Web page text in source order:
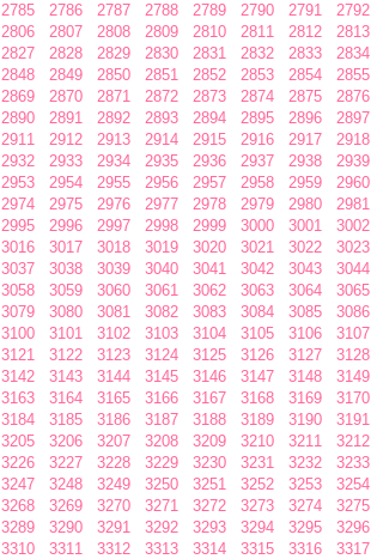
2785 2786 2787 2788 2789 2790 2791
2792
2806 2807 2808 2809 2810 2811 2812
2813
2827 2828 2829 2830 2831 2832 2833
2834
2848 2849 2850 2851 2852 2853 2854
2855
2869 2870 2871 2872 2873 2874 2875
2876
2890 2891 2892 2893 2894 2895 2896
2897
2911 2912 2913 2914 2915 2916 2917
2918
2932 2933 2934 2935 2936 2937 2938
2939
2953 2954 2955 2956 2957 2958 2959
2960
2974 2975 2976 2977 2978 2979 2980
2981
2995 2996 2997 2998 2999 3000 3001
3002
3016 3017 3018 3019 3020 3021 3022
3023
3037 3038 3039 3040 3041 3042 3043
3044
3058 3059 3060 3061 3062 3063 3064
3065
3079 3080 3081 3082 3083 3084 3085
3086
3100 3101 3102 3103 3104 3105 3106
3107
3121 3122 3123 3124 3125 3126 3127
3128
3142 3143 3144 3145 3146 3147 3148
3149
3163 3164 3165 3166 3167 3168 3169
3170
3184 3185 3186 3187 3188 3189 3190
3191
3205 3206 3207 3208 3209 3210 3211
3212
3226 3227 3228 3229 3230 3231 3232
3233
3247 3248 3249 3250 3251 3252 3253
3254
3268 3269 3270 3271 3272 3273 3274
3275
3289 3290 3291 3292 3293 3294 3295
3296
3310 3311 3312 3313 3314 3315 3316
3317